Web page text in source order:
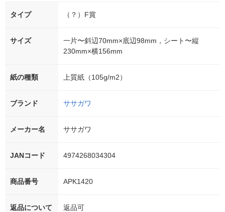
タイプ （？）F賞
サイズ
一片〜斜辺70mm×底辺98mm，シート〜縦
230mm×横156mm
紙の種類 上質紙（105g/m2）
ブランド ササガワ
メーカー名 ササガワ
JANコード 4974268034304
商品番号 APK1420
返品について
返品可